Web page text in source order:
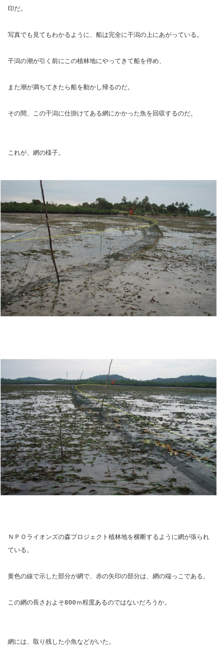
印だ。
写真でも見てもわかるように、船は完全に干潟の上にあがっている。
干潟の潮が引く前にこの植林地にやってきて船を停め、
また潮が満ちてきたら船を動かし帰るのだ。
その間、この干潟に仕掛けてある網にかかった魚を回収するのだ。
これが、網の様子。
ＮＰＯライオンズの森プロジェクト植林地を横断するように網が張られ
ている。
黄色の線で示した部分が網で、赤の矢印の部分は、網の端っこである。
この網の長さおよそ800ｍ程度あるのではないだろうか。
網には、取り残した小魚などがいた。